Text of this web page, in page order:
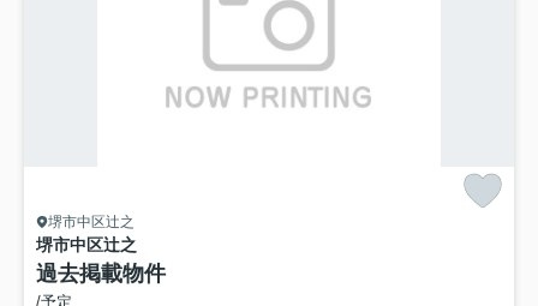
堺市中区辻之
堺市中区辻之
過去掲載物件
/予定